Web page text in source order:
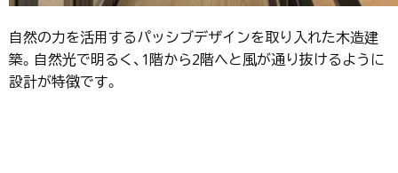
自然の力を活用するパッシブデザインを取り入れた木造建
築。自然光で明るく、1階から2階へと風が通り抜けるように
設計が特徴です。